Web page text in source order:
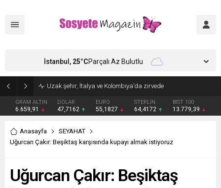
GRAM ALTIN
6.659,91
DOLAR
47,7162
EURO
55,1827
STERLİN
64,4172
BIST 100
13.779,39
İstanbul, 25°CParçalı Az Bulutlu
Anasayfa
SEYAHAT
Uğurcan Çakır: Beşiktaş karşısında kupayı almak istiyoruz
Uğurcan Çakır: Beşiktaş